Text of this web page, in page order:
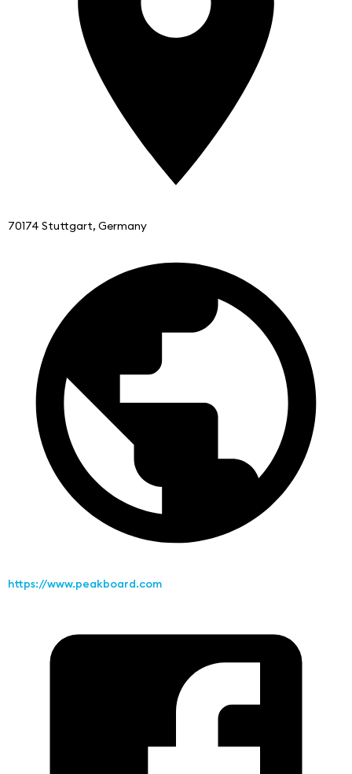
70174 Stuttgart, Germany
https://www.peakboard.com